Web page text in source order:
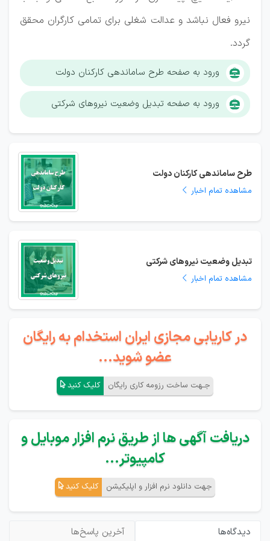
نیرو فعال نباشد و عدالت شغلی برای تمامی کارگران محقق
گردد.
ورود به صفحه طرح ساماندهی کارکنان دولت
ورود به صفحه تبدیل وضعیت نیروهای شرکتی
طرح ساماندهی کارکنان دولت
مشاهده تمام اخبار
تبدیل وضعیت نیروهای شرکتی
مشاهده تمام اخبار
در کاریابی مجازی ایران استخدام به رایگان
عضو شوید...
جـهت ساخت رزومه کاری رایگان کلیک کنید
دریافت آگهی ها از طریق نرم افزار موبایل و
کامپیوتر...
جهت دانلود نرم افزار و اپلیکیشن کلیک کنید
دیدگاه‌ها
آخرین پاسخ‌ها